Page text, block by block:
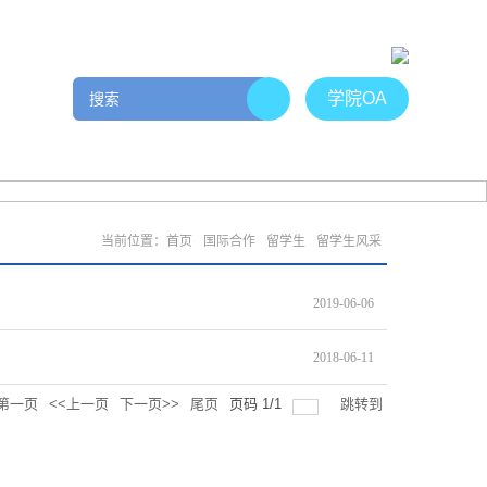
学院OA
当前位置： 首页 国际合作 留学生 留学生风采
2019-06-06
2018-06-11
一页 <<上一页 下一页>> 尾页 页码 1/1 跳转到